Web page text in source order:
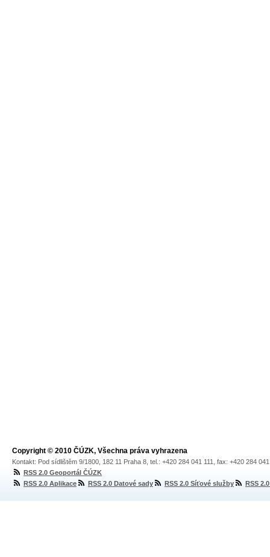
Copyright © 2010 ČÚZK, Všechna práva vyhrazena
Kontakt: Pod sídlištěm 9/1800, 182 11 Praha 8, tel.: +420 284 041 111, fax: +420 284
RSS 2.0 Geoportál ČÚZK
RSS 2.0 Aplikace
RSS 2.0 Datové sady RSS 2.0 Síťové služby RSS